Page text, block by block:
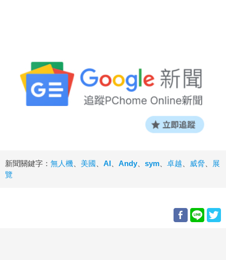
新聞關鍵字： 無人機 美國 AI Andy sym 卓越 威脅
展
覽